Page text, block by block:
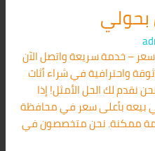
– خدمة سريعة واتصل الآن
واحترافية في شراء أثاث
نقدم لك الحل الأمثل! إذا
بيعه بأعلى سعر في محافظة
ممكنة. نحن متخصصون في